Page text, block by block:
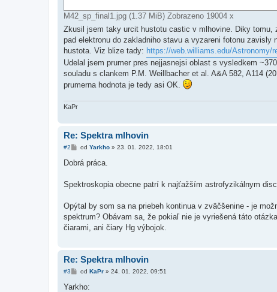
M42_sp_final1.jpg (1.37 MiB) Zobrazeno 19004 x
Zkusil jsem taky urcit hustotu castic v mlhovine. Diky tomu,
pad elektronu do zakladniho stavu a vyzareni fotonu
hustota. Viz blize tady: https://web.williams.edu/Astronomy/
Udelal jsem prumer pres nejjasnejsi oblast s vysledkem
souladu s clankem P.M. Weillbacher et al. A&A 582, A114
prumerna hodnota je tedy asi OK.
KaPr
Re: Spektra mlhovin
#2
P
í
ě
k
od Yarkho» 23. 01. 2022, 18:01
Dobrá práca.
Spektroskopia obecne patrí k najťažším astrofyzikálnym
Opýtal by som sa na priebeh kontinua v zväčšenine - je
spektrum? Obávam sa, že pokiaľ nie je vyriešená táto
čiarami, ani čiary Hg výbojok.
Re: Spektra mlhovin
#3
P
í
od KaPr» 24. 01. 2022, 09:51
Yarkho: